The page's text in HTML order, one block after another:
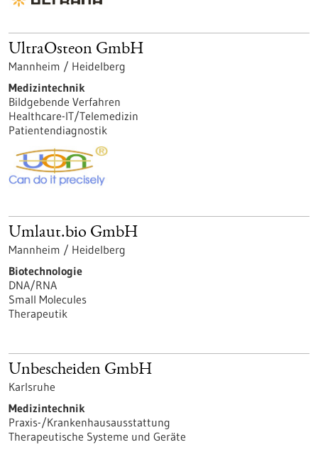
UltraOsteon GmbH
Mannheim / Heidelberg
Medizintechnik
Bildgebende Verfahren
Healthcare-IT/Telemedizin
Patientendiagnostik
Umlaut.bio GmbH
Mannheim / Heidelberg
Biotechnologie
DNA/RNA
Small Molecules
Therapeutik
Unbescheiden GmbH
Karlsruhe
Medizintechnik
Praxis-/Krankenhausausstattung
Therapeutische Systeme und Geräte